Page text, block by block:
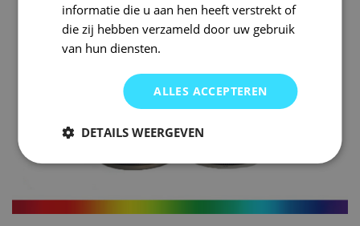
informatie die u aan hen heeft verstrekt of
die zij hebben verzameld door uw gebruik
van hun diensten.
ALLES ACCEPTEREN
DETAILS WEERGEVEN